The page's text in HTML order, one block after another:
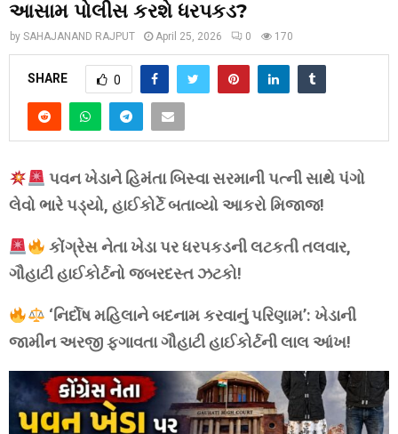
આસામ પોલીસ કરશે ધરપકડ?
by SAHAJANAND RAJPUT April 25, 2026 0 170
SHARE 0
પવન ખેડાને હિમંતા બિસ્વા સરમાની પત્ની સાથે પંગો
લેવો ભારે પડ્યો, હાઈકોર્ટે બતાવ્યો આકરો મિજાજ!
કોંગ્રેસ નેતા ખેડા પર ધરપકડની લટકતી તલવાર,
ગૌહાટી હાઈકોર્ટનો જબરદસ્ત ઝટકો!
‘નિર્દોષ મહિલાને બદનામ કરવાનું પરિણામ’: ખેડાની
જામીન અરજી ફગાવતા ગૌહાટી હાઈકોર્ટની લાલ આંખ!